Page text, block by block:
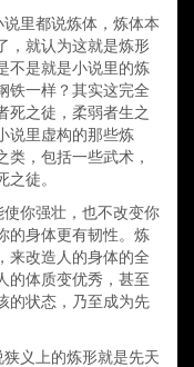
说里都说炼体 ，炼体本
，就认为这就是炼形
不是就是小说里的炼
铁一样？其实这完全
死之徒，柔弱者生之
说里虚构的那些炼
，包括一些武术，
之徒。
使你强壮，也不改变你
的身体更有韧性。 炼
来改造人的身体的全
的体质变优秀，甚至
的状态，乃至成为先
狭义上的炼形就是先天